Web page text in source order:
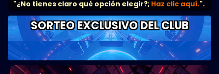
"¿No tienes claro qué opción elegir?; Haz clic aquí.".
SORTEO EXCLUSIVO DEL CLUB